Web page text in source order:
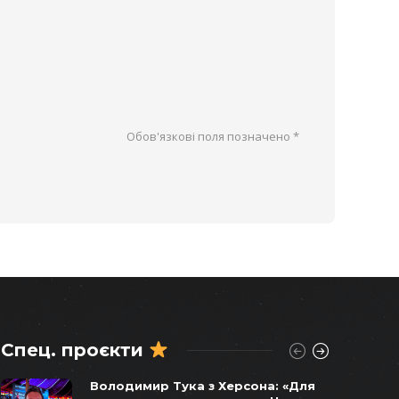
Обов'язкові поля позначено *
Віктор Балога погоджував
Спец. проєкти
Володимир Тука з Херсона: «Для